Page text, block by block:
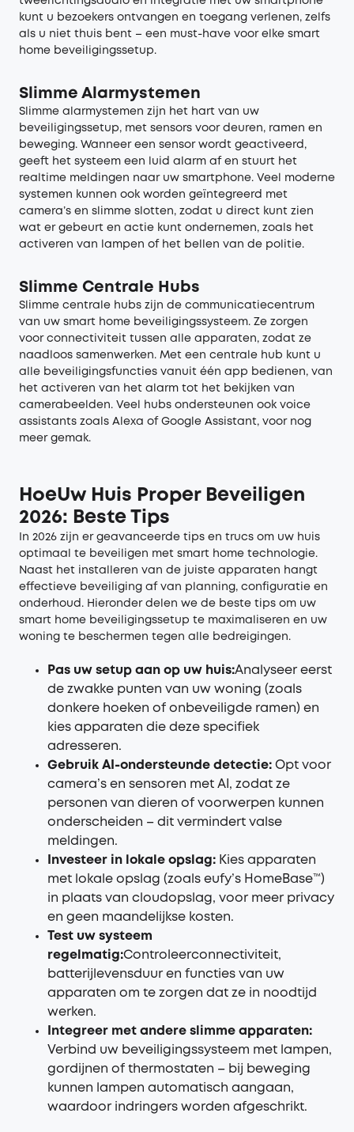
kunt u bezoekers ontvangen en toegang verlenen, zelfs
als u niet thuis bent – een must-have voor elke smart
home beveiligingssetup.
Slimme Alarmystemen
Slimme alarmystemen zijn het hart van uw
beveiligingssetup, met sensors voor deuren, ramen en
beweging. Wanneer een sensor wordt geactiveerd,
geeft het systeem een luid alarm af en stuurt het
realtime meldingen naar uw smartphone. Veel moderne
systemen kunnen ook worden geïntegreerd met
camera’s en slimme slotten, zodat u direct kunt zien
wat er gebeurt en actie kunt ondernemen, zoals het
activeren van lampen of het bellen van de politie.
Slimme Centrale Hubs
Slimme centrale hubs zijn de communicatiecentrum
van uw smart home beveiligingssysteem. Ze zorgen
voor connectiviteit tussen alle apparaten, zodat ze
naadloos samenwerken. Met een centrale hub kunt u
alle beveiligingsfuncties vanuit één app bedienen, van
het activeren van het alarm tot het bekijken van
camerabeelden. Veel hubs ondersteunen ook voice
assistants zoals Alexa of Google Assistant, voor nog
meer gemak.
HoeUw Huis Proper Beveiligen
2026: Beste Tips
In 2026 zijn er geavanceerde tips en trucs om uw huis
optimaal te beveiligen met smart home technologie.
Naast het installeren van de juiste apparaten hangt
effectieve beveiliging af van planning, configuratie en
onderhoud. Hieronder delen we de beste tips om uw
smart home beveiligingssetup te maximaliseren en uw
woning te beschermen tegen alle bedreigingen.
Pas uw setup aan op uw huis:Analyseer eerst
de zwakke punten van uw woning (zoals
donkere hoeken of onbeveiligde ramen) en
kies apparaten die deze specifiek
adresseren.
Gebruik AI-ondersteunde detectie: Opt voor
camera’s en sensoren met AI, zodat ze
personen van dieren of voorwerpen kunnen
onderscheiden – dit vermindert valse
meldingen.
Investeer in lokale opslag: Kies apparaten
met lokale opslag (zoals eufy’s HomeBase™)
in plaats van cloudopslag, voor meer privacy
en geen maandelijkse kosten.
Test uw systeem
regelmatig:Controleerconnectiviteit,
batterijlevensduur en functies van uw
apparaten om te zorgen dat ze in noodtijd
werken.
Integreer met andere slimme apparaten:
Verbind uw beveiligingssysteem met lampen,
gordijnen of thermostaten – bij beweging
kunnen lampen automatisch aangaan,
waardoor indringers worden afgeschrikt.